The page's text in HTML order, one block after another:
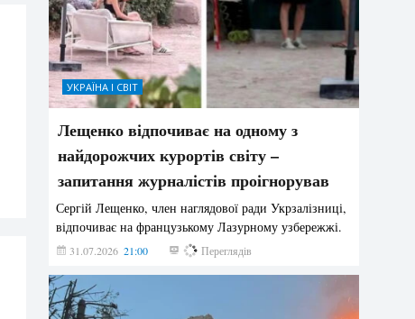
УКРАЇНА І СВІТ
Лещенко відпочиває на одному з
найдорожчих курортів світу –
запитання журналістів проігнорував
Сергій Лещенко, член наглядової ради Укрзалізниці,
відпочиває на французькому Лазурному узбережжі.
31.07.2026 21:00 194 Переглядів